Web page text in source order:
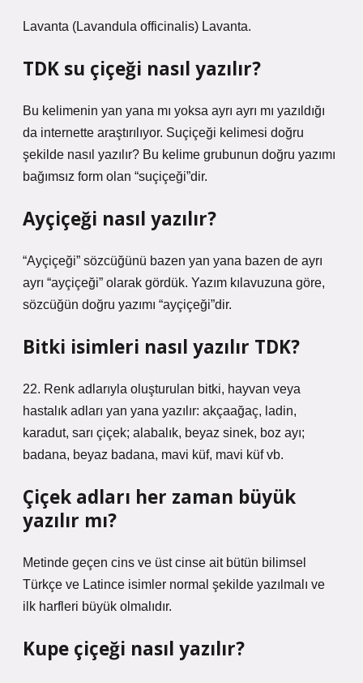
Lavanta (Lavandula officinalis) Lavanta.
TDK su çiçeği nasıl yazılır?
Bu kelimenin yan yana mı yoksa ayrı ayrı mı yazıldığı
da internette araştırılıyor. Suçiçeği kelimesi doğru
şekilde nasıl yazılır? Bu kelime grubunun doğru yazımı
bağımsız form olan “suçiçeği”dir.
Ayçiçeği nasıl yazılır?
“Ayçiçeği” sözcüğünü bazen yan yana bazen de ayrı
ayrı “ayçiçeği” olarak gördük. Yazım kılavuzuna göre,
sözcüğün doğru yazımı “ayçiçeği”dir.
Bitki isimleri nasıl yazılır TDK?
22. Renk adlarıyla oluşturulan bitki, hayvan veya
hastalık adları yan yana yazılır: akçaağaç, ladin,
karadut, sarı çiçek; alabalık, beyaz sinek, boz ayı;
badana, beyaz badana, mavi küf, mavi küf vb.
Çiçek adları her zaman büyük
yazılır mı?
Metinde geçen cins ve üst cinse ait bütün bilimsel
Türkçe ve Latince isimler normal şekilde yazılmalı ve
ilk harfleri büyük olmalıdır.
Kupe çiçeği nasıl yazılır?